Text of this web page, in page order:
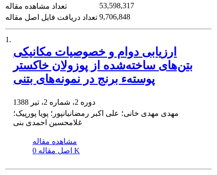
تعداد مشاهده مقاله
53,598,317
تعداد دریافت فایل اصل مقاله 9,706,848
1.
ارزیابی دوام و خصوصیات مکانیکی
بتن‌های ساخته‌شده از پوزولان خاکستر
پوستهء برنج در نمونه‌های بتنی
دوره 2، شماره 2، تیر 1388
مهدی مهدی خانی؛ علی اکبر رمضانیانپور؛ پویا پورپیک؛
غلامحسین احمدی بنی
مشاهده مقاله
اصل مقاله 0 K